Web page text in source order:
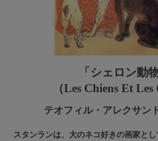
「シェロン動
（Les Chiens Et
テオフィル・アレクサン
スタンランは、大のネコ好きの画家と